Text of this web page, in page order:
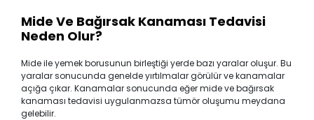
Mide Ve Bağırsak Kanaması Tedavisi
Neden Olur?
Mide ile yemek borusunun birleştiği yerde bazı yaralar oluşur. Bu
yaralar sonucunda genelde yırtılmalar görülür ve kanamalar
açığa çıkar. Kanamalar sonucunda eğer mide ve bağırsak
kanaması tedavisi uygulanmazsa tümör oluşumu meydana
gelebilir.